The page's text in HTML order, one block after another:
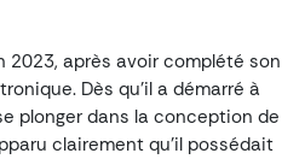
2023, après avoir complété son
Dès qu’il a démarré à
plonger dans la conception de
clairement qu’il possédait